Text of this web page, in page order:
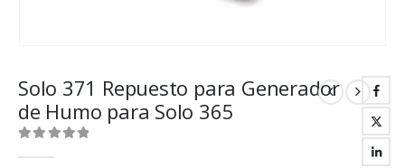
Solo 371 Repuesto para Generador
de Humo para Solo 365